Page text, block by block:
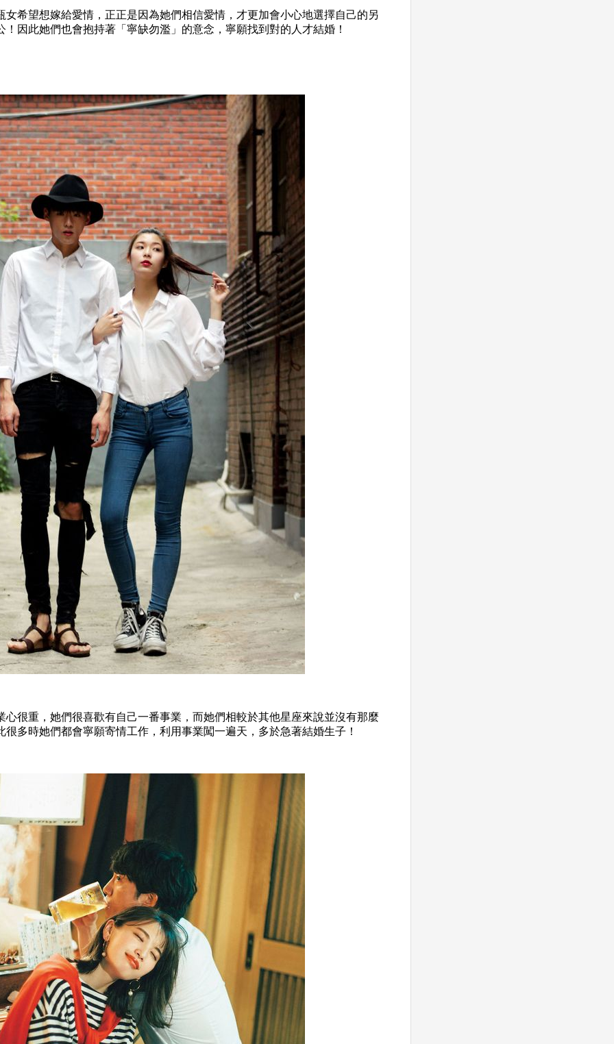
女希望想嫁給愛情，正正是因為她們相信愛情，才更加會小心地選擇自己的另
！因此她們也會抱持著「寧缺勿濫」的意念，寧願找到對的人才結婚！
心很重，她們很喜歡有自己一番事業，而她們相較於其他星座來說並沒有那麼
很多時她們都會寧願寄情工作，利用事業闖一遍天，多於急著結婚生子！